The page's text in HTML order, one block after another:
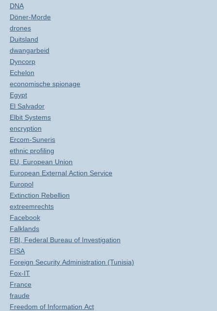
DNA
Döner-Morde
drones
Duitsland
dwangarbeid
Dyncorp
Echelon
economische spionage
Egypt
El Salvador
Elbit Systems
encryption
Ercom-Suneris
ethnic profiling
EU, European Union
European External Action Service
Europol
Extinction Rebellion
extreemrechts
Facebook
Falklands
FBI, Federal Bureau of Investigation
FISA
Foreign Security Administration (Tunisia)
Fox-IT
France
fraude
Freedom of Information Act